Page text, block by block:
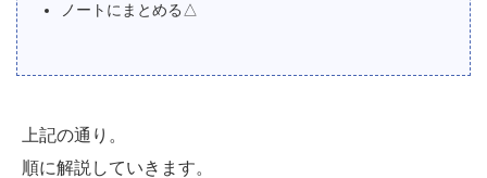
ノートにまとめる△
上記の通り。
順に解説していきます。